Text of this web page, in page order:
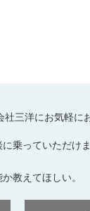
三洋にお気軽に
乗っていただけ
教えてほしい。